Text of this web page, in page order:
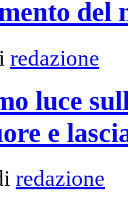
del
redazione
luce
e
redazione